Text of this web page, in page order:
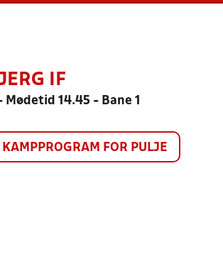
IF
Mødetid 14.45 - Bane 1
KAMPPROGRAM FOR PULJE